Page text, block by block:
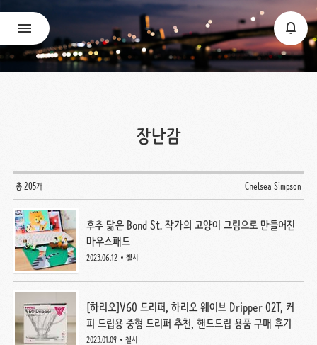
장난감
총 205개 Chelsea Simpson
후추 닮은 Bond St. 작가의 고양이 그림으로 만들어진
마우스패드
2023.06.12 첼시
[하리오]V60 드리퍼, 하리오 웨이브 Dripper 02T, 커
피 드립용 중형 드리퍼 추천, 핸드드립 용품 구매 후기
2023.01.09 첼시